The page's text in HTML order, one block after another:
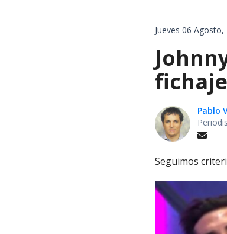
Jueves 06
Pablo
Seguimos